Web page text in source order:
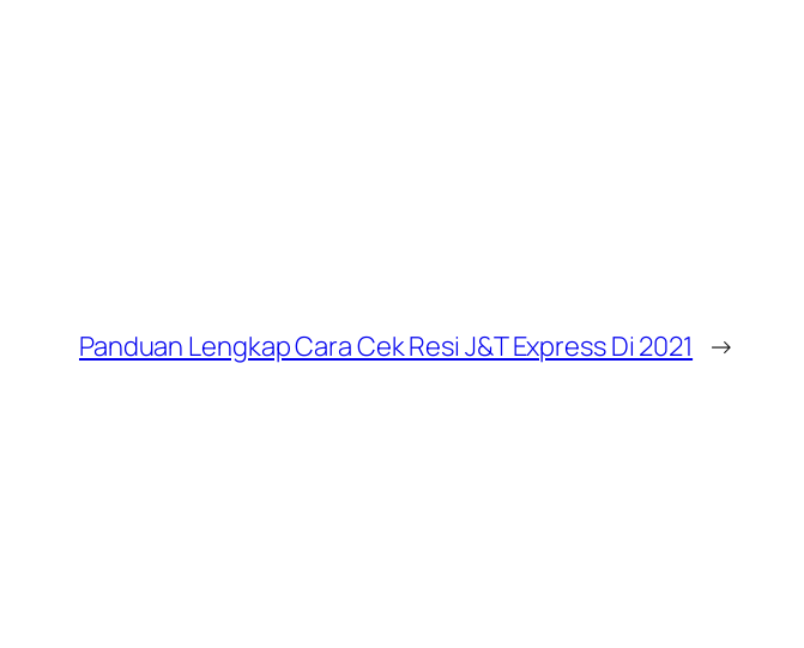
Panduan Lengkap Cara Cek Resi J&T Express Di 2021 →